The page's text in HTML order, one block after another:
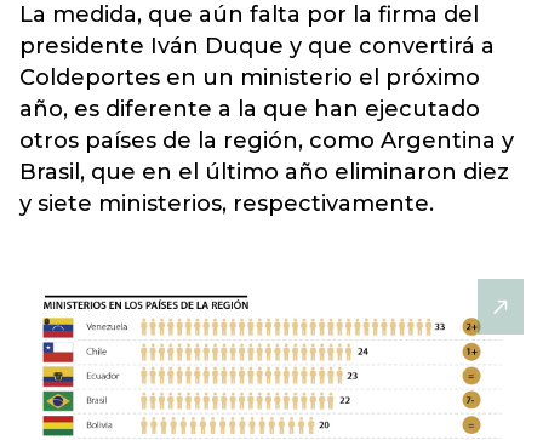
La medida, que aún falta por la firma del
presidente Iván Duque y que convertirá a
Coldeportes en un ministerio el próximo
año, es diferente a la que han ejecutado
otros países de la región, como Argentina y
Brasil, que en el último año eliminaron diez
y siete ministerios, respectivamente.